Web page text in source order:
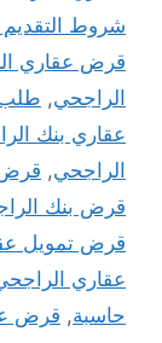
شروط
قرض عقاري
الراجحي,
عقاري بنك
الراجحي, قرض
قرض بنك
قرض تمويل
عقاري الراجحي
حاسبة, قرض